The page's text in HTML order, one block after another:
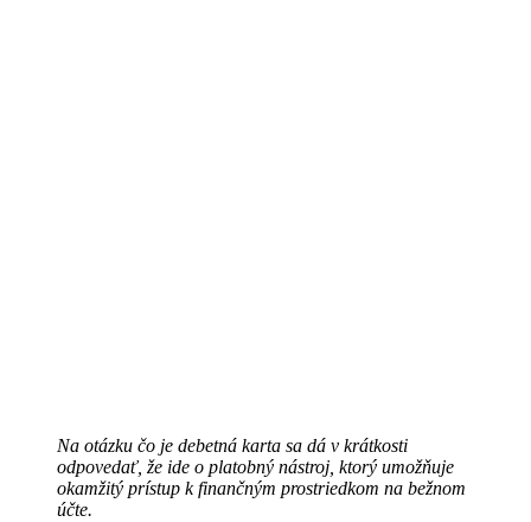
Na otázku čo je debetná karta sa dá v krátkosti
odpovedať, že ide o platobný nástroj, ktorý umožňuje
okamžitý prístup k finančným prostriedkom na bežnom
účte.